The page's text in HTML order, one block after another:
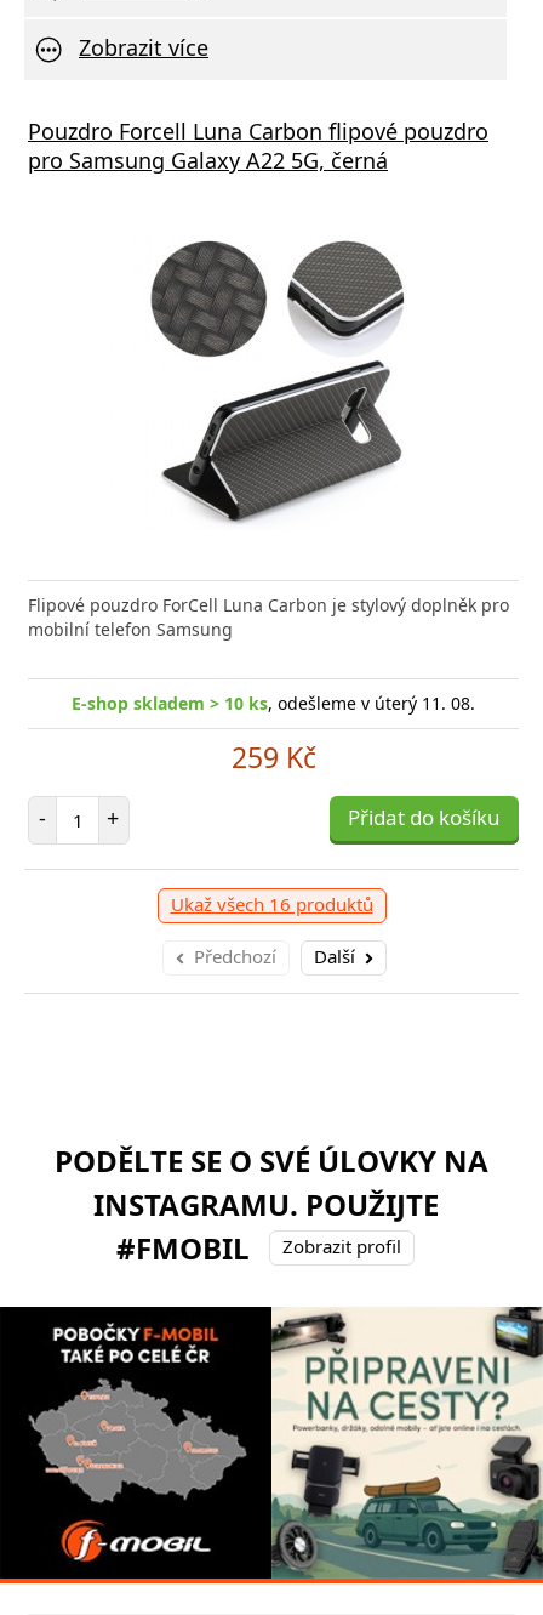
Zobrazit více
Pouzdro Forcell Luna Carbon flipové pouzdro
pro Samsung Galaxy A22 5G, černá
Flipové pouzdro ForCell Luna Carbon je stylový doplněk pro
mobilní telefon Samsung
E-shop skladem > 10 ks, odešleme v úterý 11. 08.
259 Kč
- Počet položek
+ Přidat do košíku
Ukaž všech 16 produktů
Předchozí Další
PODĚLTE SE O SVÉ ÚLOVKY NA
INSTAGRAMU. POUŽIJTE
#FMOBIL
Zobrazit profil